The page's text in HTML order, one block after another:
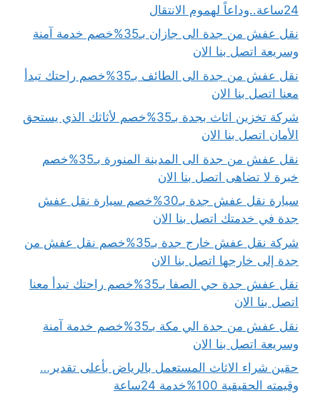
24ساعة..وداعاً لهموم الانتقال
نقل عفش من جدة الى جازان بـ35%خصم خدمة آمنة
وسريعة اتصل بنا الان
نقل عفش من جدة الى الطائف بـ35%خصم راحتك تبدأ
معنا اتصل بنا الان
شركة تخزين اثاث بجدة بـ35%خصم لأثاثك الذي يستحق
الأمان اتصل بنا الان
نقل عفش من جدة الى المدينة المنورة بـ35%خصم
خبرة لا تضاهى اتصل بنا الان
سيارة نقل عفش جدة بـ30%خصم سيارة نقل عفش
جدة في خدمتك اتصل بنا الان
شركة نقل عفش خارج جدة بـ35%خصم نقل عفش من
جدة إلى خارجها اتصل بنا الان
نقل عفش جدة حي الصفا بـ35%خصم راحتك تبدأ معنا
اتصل بنا الان
نقل عفش من جدة الي مكة بـ35%خصم خدمة آمنة
وسريعة اتصل بنا الان
حقين شراء الاثاث المستعمل بالرياض بأعلى تقدير…
وقيمته الحقيقية 100%خدمة 24ساعة